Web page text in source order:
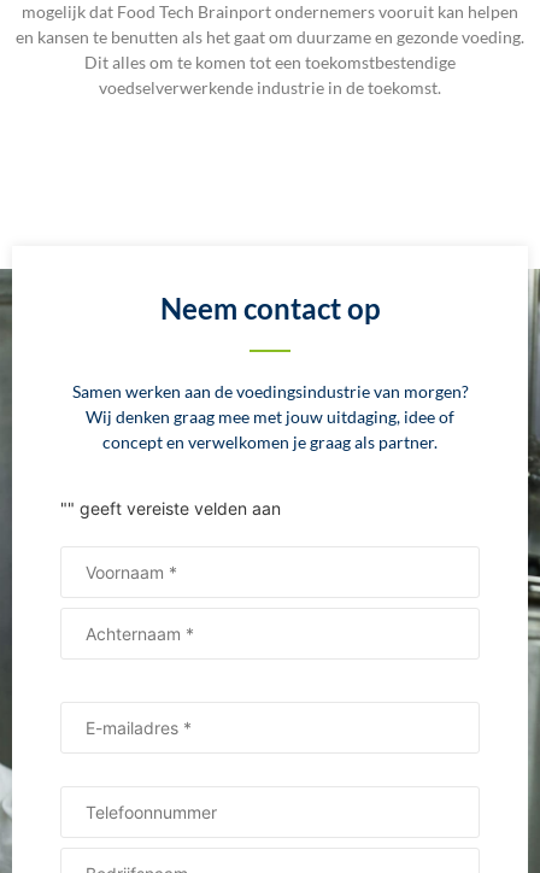
mogelijk dat Food Tech Brainport ondernemers vooruit kan helpen
en kansen te benutten als het gaat om duurzame en gezonde voeding.
Dit alles om te komen tot een toekomstbestendige
voedselverwerkende industrie in de toekomst.
Neem contact op
Samen werken aan de voedingsindustrie van morgen?
Wij denken graag mee met jouw uitdaging, idee of
concept en verwelkomen je graag als partner.
"" geeft vereiste velden aan
Naam